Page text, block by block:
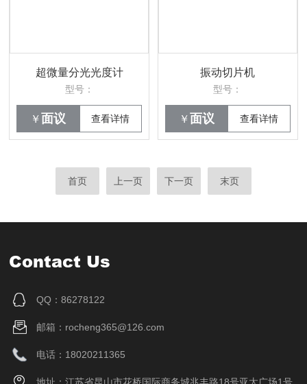
超微量分光光度计
型号：
￥ 面议 查看详情
振动切片机
型号：
￥ 面议 查看详情
首页 上一页 下一页 末页
Contact Us
QQ：86278122
邮箱：rocheng365@126.com
电话：18020211365